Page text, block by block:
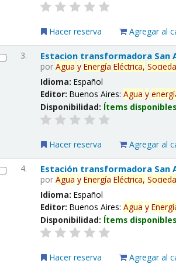
Hacer reserva Agregar al
3. Estacion transformadora San
porAgua y Energía Eléctrica,
Idioma:Español
Editor:Buenos Aires:Agua y
Disponibilidad: Ítems
Hacer reserva Agregar al
4. Estación transformadora San
porAgua y Energía Eléctrica,
Idioma:Español
Editor:Buenos Aires:Agua y
Disponibilidad: Ítems
Hacer reserva Agregar al